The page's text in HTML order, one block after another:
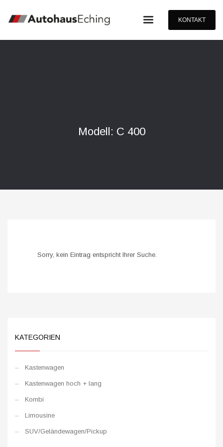
KONTAKT
Modell: C 400
Sorry, kein Eintrag entspricht Ihrer Suche.
KATEGORIEN
Kastenwagen
Kastenwagen hoch + lang
Kombi
Limousine
SUV/Geländewagen/Pickup